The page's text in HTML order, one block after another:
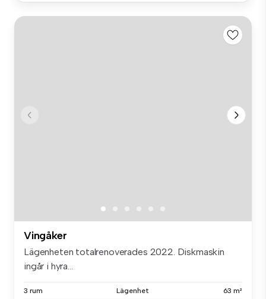
Vingåker
Lägenheten totalrenoverades 2022. Diskmaskin
ingår i hyra...
3 rum Lägenhet 63 m²